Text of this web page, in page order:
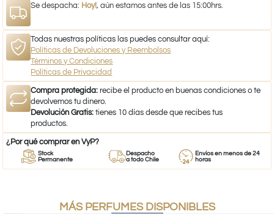
Se despacha: Hoy!, aún estamos antes de las 15:00hrs.
Todas nuestras políticas las puedes consultar aquí:
Políticas de Devoluciones y Reembolsos
Términos y Condiciones
Políticas de Privacidad
Compra protegida: recibe el producto en buenas condiciones o te
devolvemos tu dinero.
Devolución Gratis: tienes 10 días desde que recibes tus
productos.
¿Por qué comprar en VyP?
Stock
Permanente
Despacho
a todo Chile
Envíos en menos de 24
horas
MÁS PERFUMES DISPONIBLES